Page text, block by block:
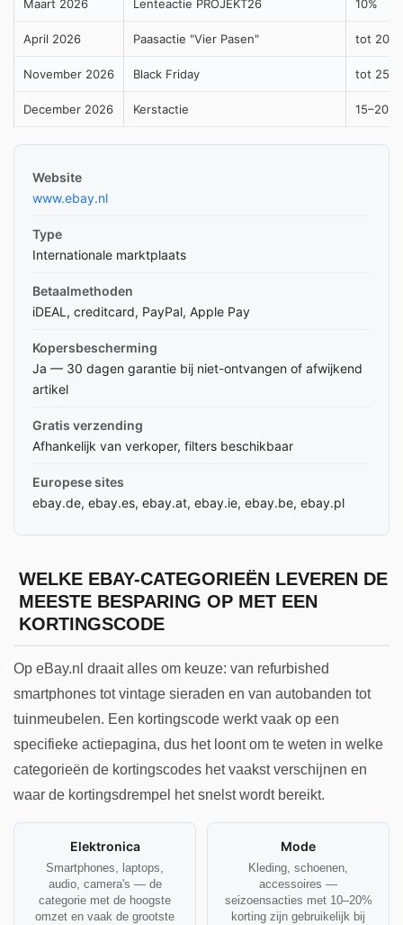
Maart 2026 Lenteactie PROJEKT26 10%
April 2026 Paasactie "Vier Pasen" tot 20%
November 2026 Black Friday tot 25%
December 2026 Kerstactie 15–20%
Website
www.ebay.nl
Type
Internationale marktplaats
Betaalmethoden
iDEAL, creditcard, PayPal, Apple Pay
Kopersbescherming
Ja — 30 dagen garantie bij niet-ontvangen of afwijkend
artikel
Gratis verzending
Afhankelijk van verkoper, filters beschikbaar
Europese sites
ebay.de, ebay.es, ebay.at, ebay.ie, ebay.be, ebay.pl
WELKE EBAY-CATEGORIEËN LEVEREN DE
MEESTE BESPARING OP MET EEN
KORTINGSCODE
Op eBay.nl draait alles om keuze: van refurbished
smartphones tot vintage sieraden en van autobanden tot
tuinmeubelen. Een kortingscode werkt vaak op een
specifieke actiepagina, dus het loont om te weten in welke
categorieën de kortingscodes het vaakst verschijnen en
waar de kortingsdrempel het snelst wordt bereikt.
Elektronica
Smartphones, laptops,
audio, camera's — de
categorie met de hoogste
omzet en vaak de grootste
Mode
Kleding, schoenen,
accessoires —
seizoensacties met 10–20%
korting zijn gebruikelijk bij